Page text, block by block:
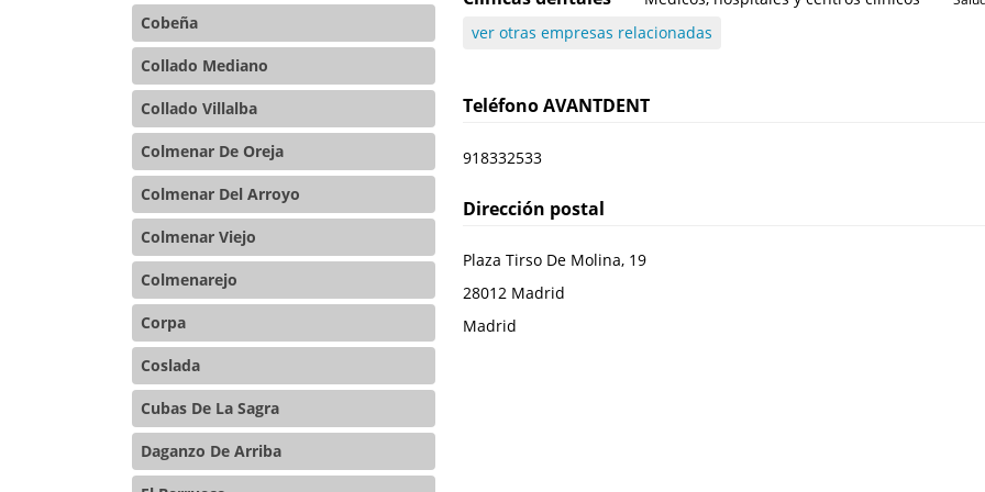
Cobeña
Collado Mediano
Collado Villalba
Colmenar De Oreja
Colmenar Del Arroyo
Colmenar Viejo
Colmenarejo
Corpa
Coslada
Cubas De La Sagra
Daganzo De Arriba
ver otras empresas relacionadas
TeléfonoAVANTDENT
918332533
Dirección postal
Plaza Tirso De Molina, 19
28012 Madrid
Madrid